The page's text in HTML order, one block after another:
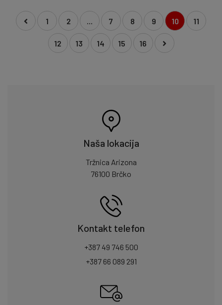
1 2 7 8 9 10 11
12 13 14 15 16
Naša lokacija
Tržnica Arizona
76100 Brčko
Kontakt telefon
+387 49 746 500
+387 66 089 291